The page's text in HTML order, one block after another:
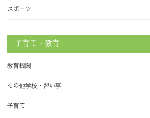
スポーツ
子育て・教育
教育機関
その他学校・習い事
子育て